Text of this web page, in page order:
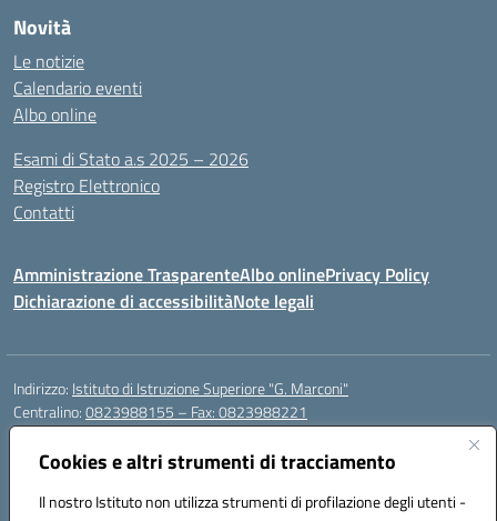
Cookies e altri strumenti di tracciamento
Il nostro Istituto non utilizza strumenti di profilazione degli utenti -
Novità
Le notizie
Calendario eventi
Albo online
Esami di Stato a.s 2025 – 2026
Registro Elettronico
Contatti
Amministrazione TrasparenteAlbo onlinePrivacy Policy
Dichiarazione di accessibilitàNote legali
Indirizzo: Istituto di Istruzione Superiore "G. Marconi"
Centralino:0823988155 – Fax: 0823988221
Email:
Posta elettronica certificata (PEC):ceis006006@pec.istruzione.it
Codice fiscale: 80004450617